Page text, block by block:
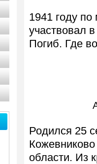
1941 году
участвовал
Погиб. Где
Родился 25
области. Из